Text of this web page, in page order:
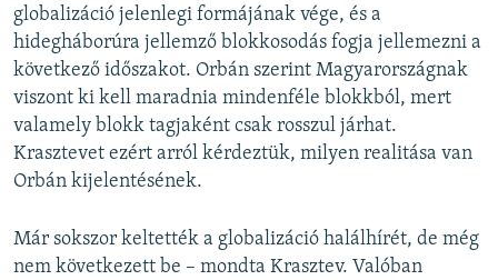
globalizáció jelenlegi formájának vége, és a
hidegháborúra jellemző blokkosodás fogja jellemezni a
következő időszakot. Orbán szerint Magyarországnak
viszont ki kell maradnia mindenféle blokkból, mert
valamely blokk tagjaként csak rosszul járhat.
Krasztevet ezért arról kérdeztük, milyen realitása van
Orbán kijelentésének.
Már sokszor keltették a globalizáció halálhírét, de még
nem következett be – mondta Krasztev. Valóban